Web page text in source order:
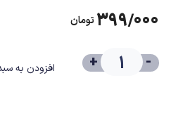
۳۹۹/۰۰۰ تومان
-
+ افزودن به